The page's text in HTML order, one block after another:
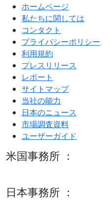
ホームページ
私たちに関しては
コンタクト
プライバシーポリシー
利用規約
プレスリリース
レポート
サイトマップ
当社の能力
日本のニュース
市場調査資料
ユーザーガイド
米国事務所 ：
日本事務所 ：